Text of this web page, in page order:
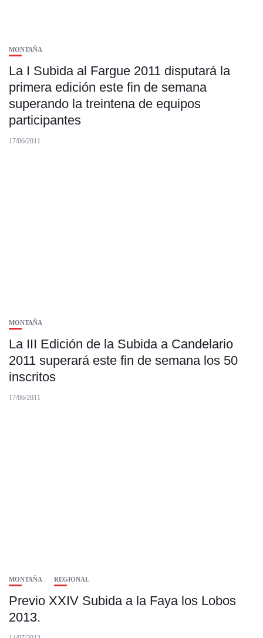
MONTAÑA
La I Subida al Fargue 2011 disputará la
primera edición este fin de semana
superando la treintena de equipos
participantes
17/06/2011
MONTAÑA
La III Edición de la Subida a Candelario
2011 superará este fin de semana los 50
inscritos
17/06/2011
MONTAÑA REGIONAL
Previo XXIV Subida a la Faya los Lobos
2013.